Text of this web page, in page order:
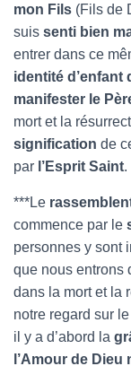
mon Fils (Fils de
suis senti bien
entrer dans ce
identité d’enfant
manifester le
mort et la
signification de
par l’Esprit Saint.
***Le
commence par le
personnes y sont
que nous entrons
dans la mort et la
notre regard sur le
il y a d’abord la
l’Amour de Dieu